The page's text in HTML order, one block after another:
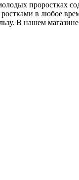
проростках
в любое
В нашем